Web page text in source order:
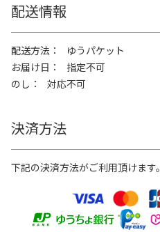
配送情報
配送方法
ゆうパケット
お届け日
指定不可
のし
対応不可
決済方法
下記の決済方法がご利用頂けます。